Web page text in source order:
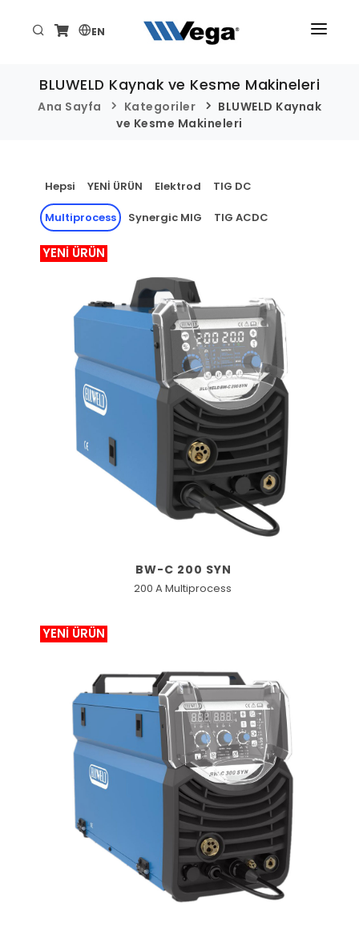
EN
ÜRÜNLER
HABER VE ETKİNLİKLER
İLETİŞİM
BLUWELD Kaynak ve Kesme Makineleri
Ana Sayfa Kategoriler
BLUWELD Kaynak
ve Kesme Makineleri
Hepsi YENİ ÜRÜN Elektrod TIG DC
Multiprocess Synergic MIG TIG ACDC
YENİ ÜRÜN
BW-C 200 SYN
200 A Multiprocess
YENİ ÜRÜN